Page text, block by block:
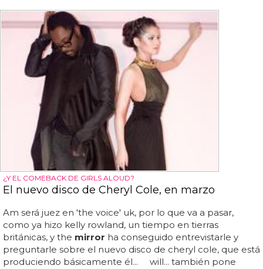
¿Y EL COMEBACK DE GIRLS ALOUD?
El nuevo disco de Cheryl Cole, en marzo
Am será juez en 'the voice' uk, por lo que va a pasar,
como ya hizo kelly rowland, un tiempo en tierras
británicas, y the mirror ha conseguido entrevistarle y
preguntarle sobre el nuevo disco de cheryl cole, que está
produciendo básicamente él... will... también pone